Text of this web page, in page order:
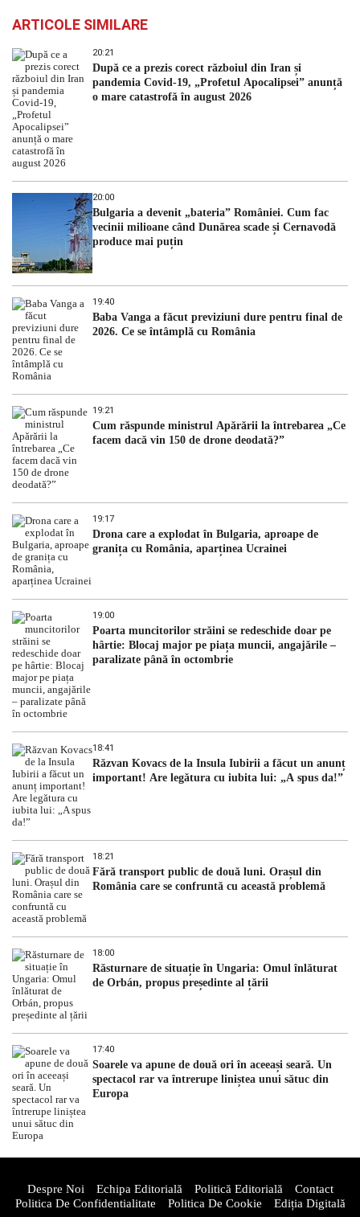
ARTICOLE SIMILARE
20:21
După ce a prezis corect războiul din Iran și
pandemia Covid-19, „Profetul Apocalipsei” anunță
o mare catastrofă în august 2026
20:00
Bulgaria a devenit „bateria” României. Cum fac
vecinii milioane când Dunărea scade și Cernavodă
produce mai puțin
19:40
Baba Vanga a făcut previziuni dure pentru final de
2026. Ce se întâmplă cu România
19:21
Cum răspunde ministrul Apărării la întrebarea „Ce
facem dacă vin 150 de drone deodată?”
19:17
Drona care a explodat în Bulgaria, aproape de
granița cu România, aparținea Ucrainei
19:00
Poarta muncitorilor străini se redeschide doar pe
hârtie: Blocaj major pe piața muncii, angajările –
paralizate până în octombrie
18:41
Răzvan Kovacs de la Insula Iubirii a făcut un anunț
important! Are legătura cu iubita lui: „A spus da!”
18:21
Fără transport public de două luni. Orașul din
România care se confruntă cu această problemă
18:00
Răsturnare de situație în Ungaria: Omul înlăturat
de Orbán, propus președinte al țării
17:40
Soarele va apune de două ori în aceeași seară. Un
spectacol rar va întrerupe liniștea unui sătuc din
Europa
Despre Noi Echipa Editorială Politică Editorială
Contact
Politica De Confidentialitate
Politica De Cookie Ediția Digitală